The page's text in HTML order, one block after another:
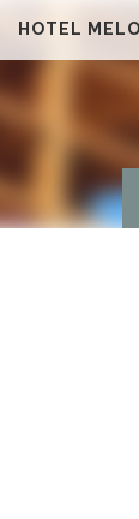
HOTEL